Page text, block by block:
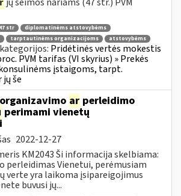
str
diplomatinėms atstovybėms
tarptautinėms organizacijoms atstovybėms
Pridėtinės vertės mokestis
PVM tarifas (VI skyrius) » Prekės
įstaigoms, tarpt.
še
ar perleidimo
perimami vienetų
2022-12-27
KM2043 Ši informacija skelbiama:
perleidimas Vienetui, perėmusiam
verte yra laikoma įsipareigojimus
buvusi jų...